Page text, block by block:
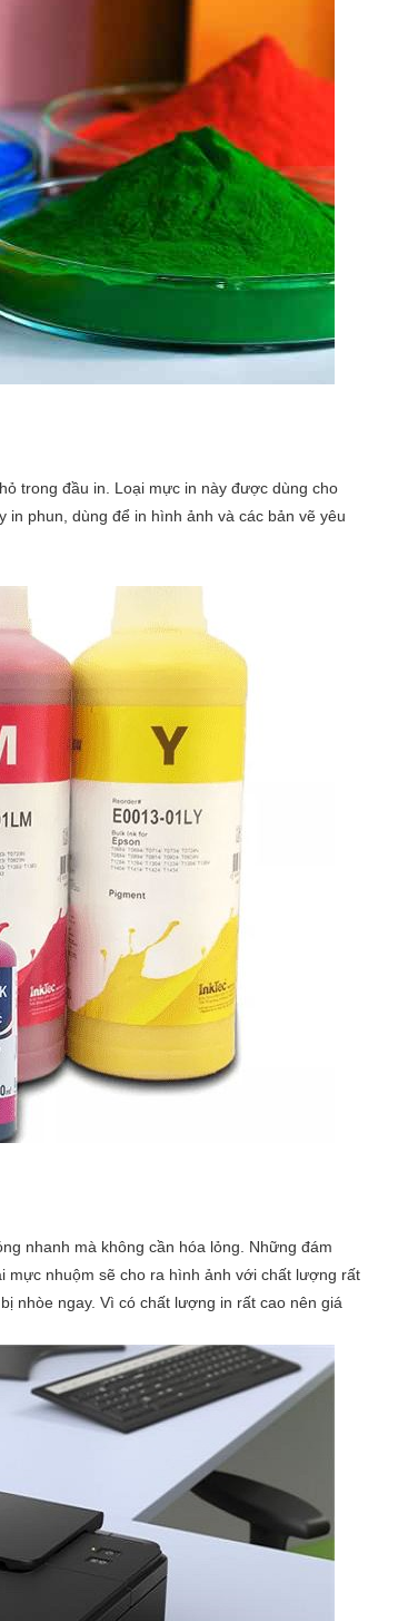
trong đầu in. Loại mực in này được dùng cho
in phun, dùng để in hình ảnh và các bản vẽ yêu
nhanh mà không cần hóa lỏng. Những đám
mực nhuộm sẽ cho ra hình ảnh với chất lượng rất
nhòe ngay. Vì có chất lượng in rất cao nên giá